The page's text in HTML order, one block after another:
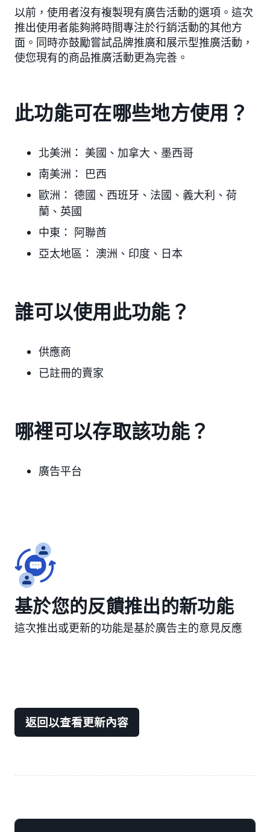
以前，使用者沒有複製現有廣告活動的選項。這次
推出使用者能夠將時間專注於行銷活動的其他方
面。同時亦鼓勵嘗試品牌推廣和展示型推廣活動，
使您現有的商品推廣活動更為完善。
此功能可在哪些地方使用？
北美洲： 美國、加拿大、墨西哥
南美洲：
巴西
歐洲： 德國、西班牙、法國、義大利、荷
蘭、英國
中東：
阿聯酋
亞太地區： 澳洲、印度、日本
誰可以使用此功能？
供應商
已註冊的賣家
哪裡可以存取該功能？
廣告平台
基於您的反饋推出的新功能
這次推出或更新的功能是基於廣告主的意見反應
返回以查看更新內容